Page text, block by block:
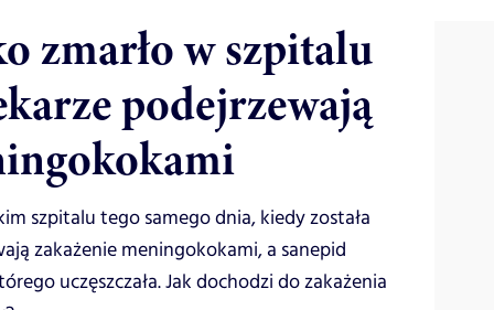
zmarło w szpitalu
podejrzewają
szpitalu tego samego dnia, kiedy została
zakażenie meningokokami, a sanepid
uczęszczała. Jak dochodzi do zakażenia